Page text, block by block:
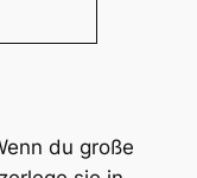
du große